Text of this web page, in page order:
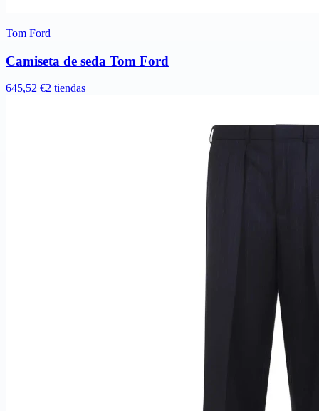
Tom Ford
Camiseta de seda Tom Ford
645,52 €2 tiendas